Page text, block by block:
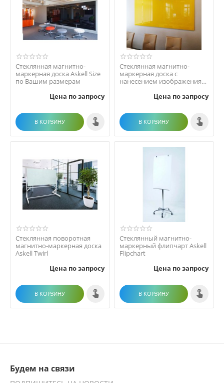
Стеклянная магнитно-
маркерная доска Askell Size
по Вашим размерам
Цена по запросу
В КОРЗИНУ
Стеклянная магнитно-
маркерная доска с
нанесением изображения
Цена по запросу
В КОРЗИНУ
Стеклянная поворотная
магнитно-маркерная доска
Askell Twirl
Цена по запросу
В КОРЗИНУ
Стеклянный магнитно-
маркерный флипчарт Askell
Flipchart
Цена по запросу
В КОРЗИНУ
Будем на связи